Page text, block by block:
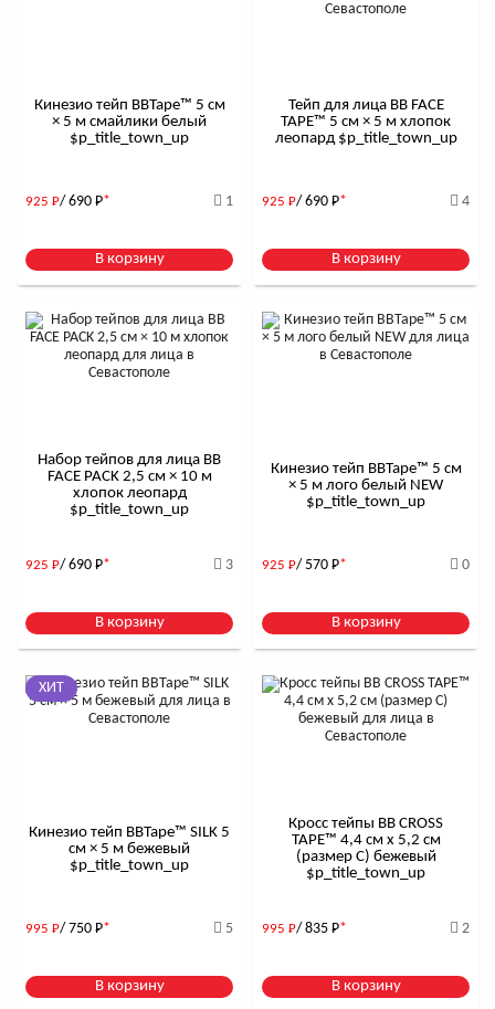
Кинезио тейп BBTape™ 5 см
× 5 м смайлики белый
$р_title_town_up
925 Р/ 690 Р* 1
В корзину
Тейп для лица BB FACE
TAPE™ 5 см × 5 м хлопок
леопард $р_title_town_up
925 Р/ 690 Р* 4
В корзину
Набор тейпов для лица BB
FACE PACK 2,5 см × 10 м
хлопок леопард
$р_title_town_up
925 Р/ 690 Р* 3
В корзину
Кинезио тейп BBTape™ 5 см
× 5 м лого белый NEW
$р_title_town_up
925 Р/ 570 Р* 0
В корзину
ХИТ
Кинезио тейп BBTape™ SILK 5
см × 5 м бежевый
$р_title_town_up
995 Р/ 750 Р* 5
В корзину
Кросс тейпы BB CROSS
TAPE™ 4,4 см x 5,2 см
(размер С) бежевый
$р_title_town_up
995 Р/ 835 Р* 2
В корзину